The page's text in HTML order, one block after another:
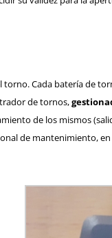
Cada batería de
de tornos,
de los mismos
de mantenimiento,